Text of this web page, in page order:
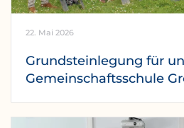
22. Mai 2026
Grundsteinlegung für
Gemeinschaftsschule